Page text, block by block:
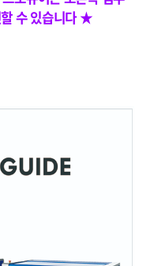
수 있습니다 ★